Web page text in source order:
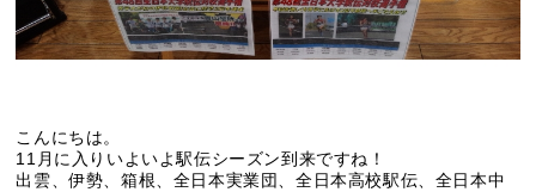
こんにちは。
11月に入りいよいよ駅伝シーズン到来ですね！
出雲、伊勢、箱根、全日本実業団、全日本高校駅伝、全日本中